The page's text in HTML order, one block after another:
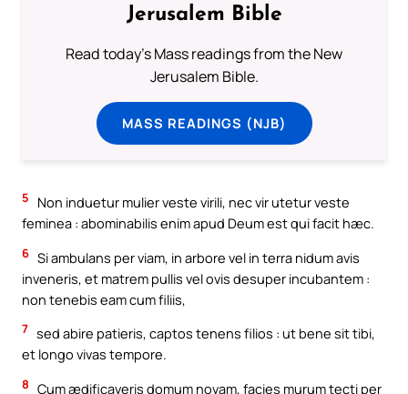
Jerusalem Bible
Read today's Mass readings from the New
Jerusalem Bible.
MASS READINGS (NJB)
5
Non induetur mulier veste virili, nec vir utetur veste
feminea : abominabilis enim apud Deum est qui facit hæc.
6 Si ambulans per viam, in arbore vel in terra nidum avis
inveneris, et matrem pullis vel ovis desuper incubantem :
non tenebis eam cum filiis,
7 sed abire patieris, captos tenens filios : ut bene sit tibi,
et longo vivas tempore.
8 Cum ædificaveris domum novam, facies murum tecti per